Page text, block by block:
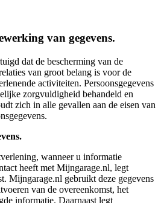
van gegevens.
dat de bescherming van de
van groot belang is voor de
activiteiten. Persoonsgegevens
zorgvuldigheid behandeld en
zich in alle gevallen aan de eisen van
wanneer u informatie
heeft met Mijngarage.nl, legt
Mijngarage.nl gebruikt deze gegevens
van de overeenkomst, het
informatie. Daarnaast legt